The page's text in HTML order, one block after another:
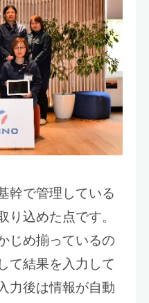
幹で管理している
り込めた点です。
じめ揃っているの
て結果を入力して
力後は情報が自動